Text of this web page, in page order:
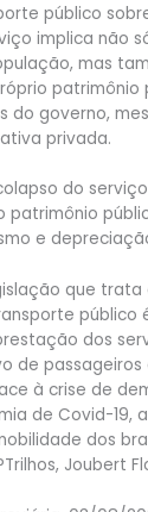
público
implica não
mas
patrimônio
do governo,
privada.
do
patrimônio
e
que trata
público
dos
de passageiros
à crise de
de Covid-19,
dos
Joubert